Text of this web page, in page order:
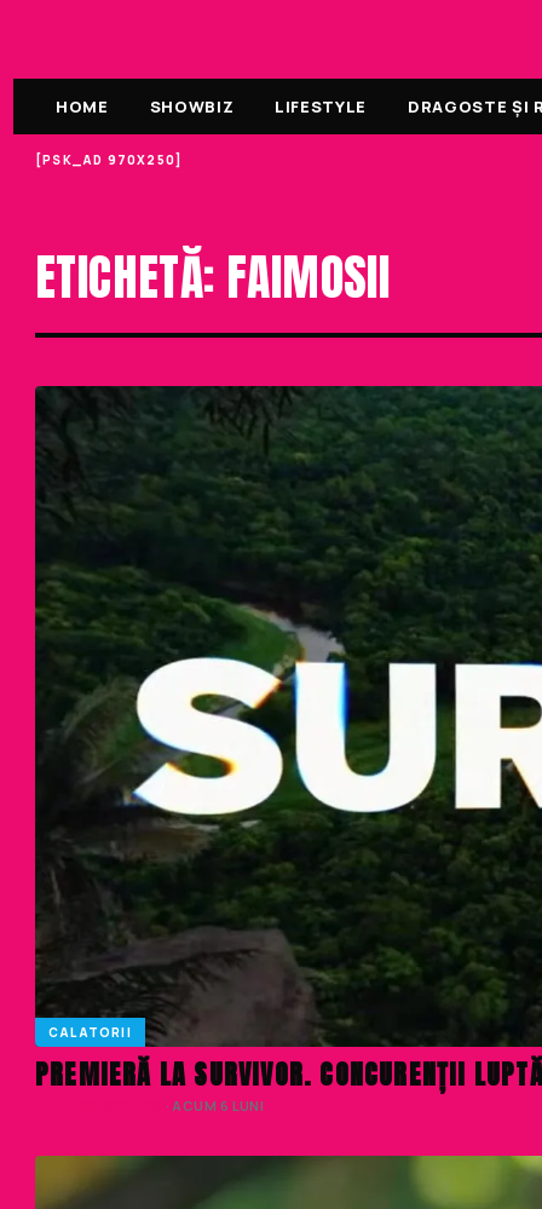
HOME SHOWBIZ LIFESTYLE DRAGOSTE ȘI
[PSK_AD 970X250]
ETICHETĂ: FAIMOSII
CALATORII
PREMIERĂ LA SURVIVOR. CONCURENȚII
· ACUM 6 LUNI